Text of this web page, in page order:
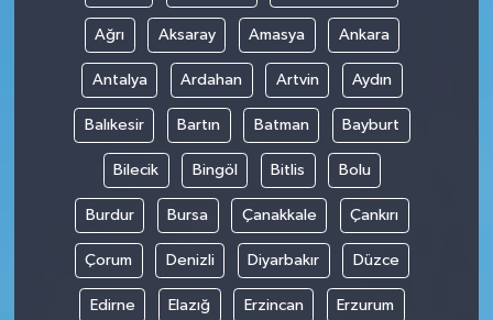
Ağrı Aksaray Amasya Ankara
Antalya Ardahan Artvin Aydın
Balıkesir Bartın Batman Bayburt
Bilecik Bingöl Bitlis Bolu
Burdur Bursa Çanakkale Çankırı
Çorum Denizli Diyarbakır Düzce
Edirne Elazığ Erzincan Erzurum